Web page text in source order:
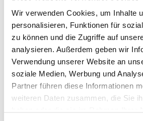
Wir verwenden Cookies, um Inhalte
personalisieren, Funktionen für
zu können und die Zugriffe auf
analysieren. Außerdem geben wir
Verwendung unserer Website an
soziale Medien, Werbung und
Partner führen diese Informationen
weiteren Daten zusammen, die Sie
van zes tot acht weken, vooral in het
Bovendien bevat Spirulina een
chlorofyl, de groene kleurstof die
gesproken in grote hoeveelheden
gras. Echter, niet elk paard heeft
om gezondheidsredenen of omdat er